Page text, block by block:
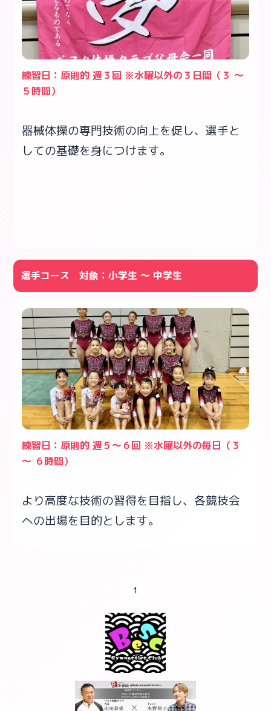
練習日：原則的 週３回 ※水曜以外の３日間（３ ～
５時間）
器械体操の専門技術の向上を促し、選手と
しての基礎を身につけます。
選手コース 対象：小学生 ～ 中学生
練習日：原則的 週５～６回 ※水曜以外の毎日（３
～ ６時間）
より高度な技術の習得を目指し、各競技会
への出場を目的とします。
1